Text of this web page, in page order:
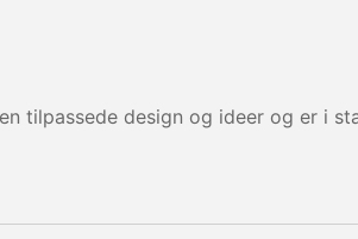
tilpassede design og ideer og er i